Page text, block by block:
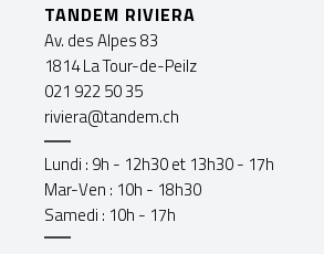
TANDEM RIVIERA
Av. des Alpes 83
1814 La Tour-de-Peilz
021 922 50 35
riviera@tandem.ch
Lundi : 9h - 12h30 et 13h30 - 17h
Mar-Ven : 10h - 18h30
Samedi : 10h - 17h